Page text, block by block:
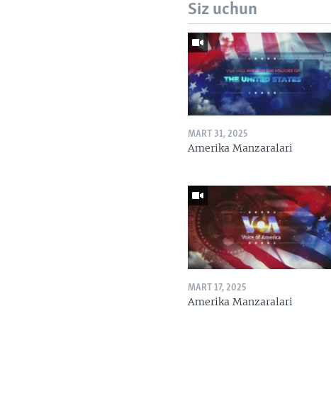
Siz uchun
MART 31, 2025
Amerika Manzaralari
MART 17, 2025
Amerika Manzaralari